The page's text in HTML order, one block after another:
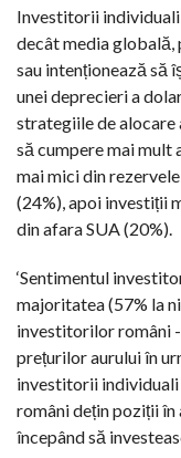
Investitorii individuali
decât media globală,
sau intenționează să
unei deprecieri a
strategiile de
să cumpere mai mult
mai mici din
(24%), apoi investiții
din afara SUA (20%).
‘Sentimentul
majoritatea (57% la
investitorilor români
prețurilor aurului în
investitorii
români dețin poziții
începând să